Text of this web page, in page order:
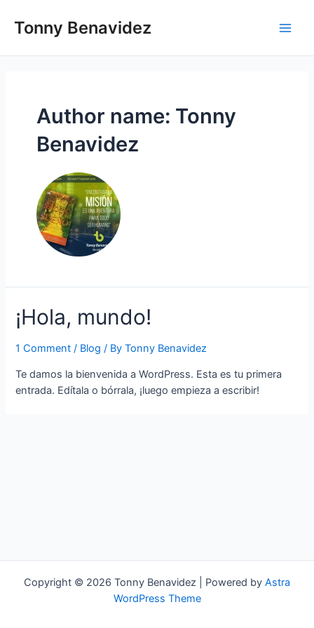
Tonny Benavidez
Author name: Tonny
Benavidez
¡Hola, mundo!
1 Comment / Blog / ByTonny Benavidez
Te damos la bienvenida a WordPress. Esta es tu primera
entrada. Edítala o bórrala, ¡luego empieza a escribir!
Copyright © 2026 Tonny Benavidez | Powered by Astra
WordPress Theme